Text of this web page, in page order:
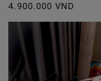
Giá
thường
4.900.000 VND